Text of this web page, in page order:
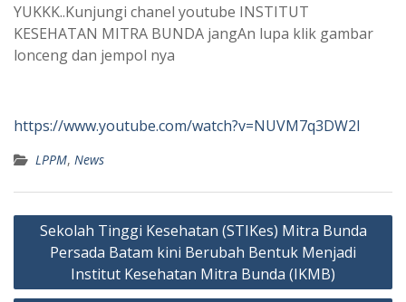
YUKKK..Kunjungi chanel youtube INSTITUT
KESEHATAN MITRA BUNDA jangAn lupa klik gambar
lonceng dan jempol nya
https://www.youtube.com/watch?v=NUVM7q3DW2I
LPPM, News
Post
navigation
Sekolah Tinggi Kesehatan (STIKes) Mitra Bunda
Persada Batam kini Berubah Bentuk Menjadi
Institut Kesehatan Mitra Bunda (IKMB)